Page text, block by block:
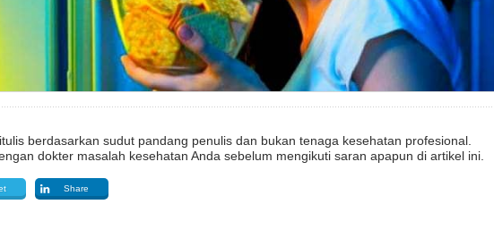
berdasarkan sudut pandang penulis dan bukan tenaga kesehatan profesional.
dokter masalah kesehatan Anda sebelum mengikuti saran apapun di artikel ini.
Share